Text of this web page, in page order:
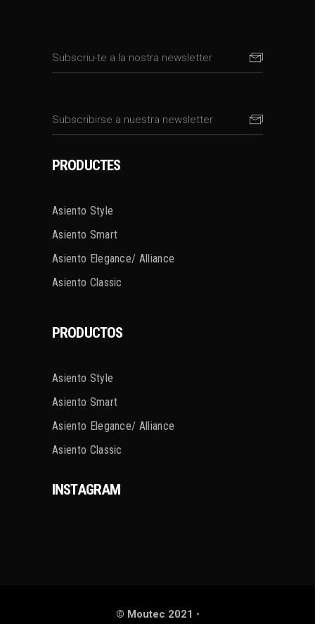
PRODUCTES
Asiento Style
Asiento Smart
Asiento Elegance/ Alliance
Asiento Classic
PRODUCTOS
Asiento Style
Asiento Smart
Asiento Elegance/ Alliance
Asiento Classic
INSTAGRAM
© Moutec 2021 •